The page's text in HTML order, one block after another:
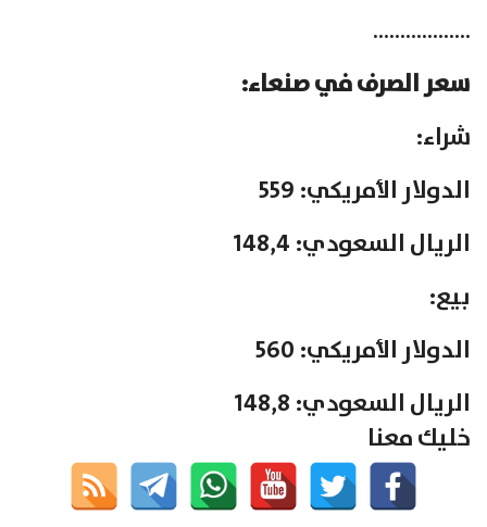
………………
سعر الصرف في صنعاء:
شراء:
الدولار الأمريكي: 559
الريال السعودي: 148,4
بيع:
الدولار الأمريكي: 560
الريال السعودي: 148,8
خليك معنا